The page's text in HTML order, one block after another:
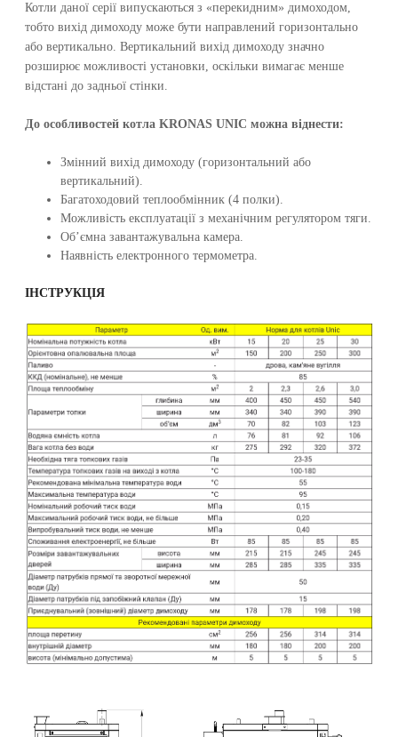
Котли даної серії випускаються з «перекидним» димоходом,
тобто вихід димоходу може бути направлений горизонтально
або вертикально. Вертикальний вихід димоходу значно
розширює можливості установки, оскільки вимагає менше
відстані до задньої стінки.
До особливостей котла KRONAS UNIC можна віднести:
Змінний вихід димоходу (горизонтальний або
вертикальний).
Багатоходовий теплообмінник (4 полки).
Можливість експлуатації з механічним регулятором тяги.
Об’ємна завантажувальна камера.
Наявність електронного термометра.
ІНСТРУКЦІЯ